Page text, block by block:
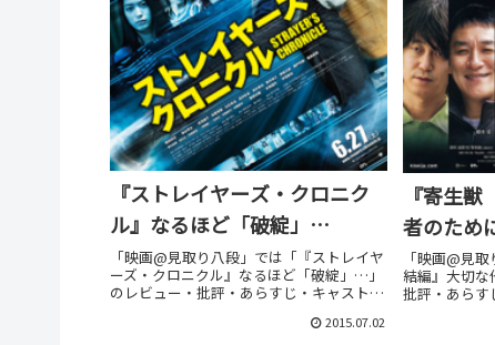
『ストレイヤーズ・クロニク
ル』なるほど「破綻」…
「映画@見取り八段」では「『ストレイヤ
ーズ・クロニクル』なるほど「破綻」…」
のレビュー・批評・あらすじ・キャストな
作品のネタバレ感想は別枠で表記。2015.07.02
『寄生
者のため
「映画@見
結編』大切な
批評・あらす